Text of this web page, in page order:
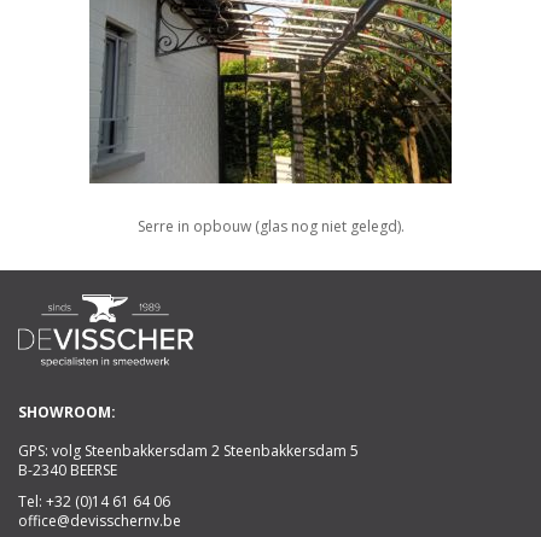
Serre in opbouw (glas nog niet gelegd).
SHOWROOM:
GPS: volg Steenbakkersdam 2 Steenbakkersdam 5
B-2340 BEERSE
Tel: +32 (0)14 61 64 06
office@devisschernv.be